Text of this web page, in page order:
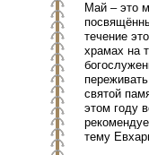
Май – это
течение
храмах на
святой
этом году
тему